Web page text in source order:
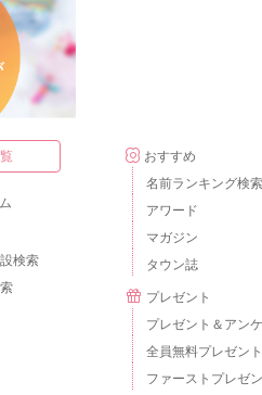
検索
おすすめ
名前ランキング検索
アワード
マガジン
タウン誌
プレゼント
プレゼント＆アン
全員無料プレゼント
ファーストプレゼ